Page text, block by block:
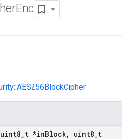
Enc
t *inBlock, uint8 t